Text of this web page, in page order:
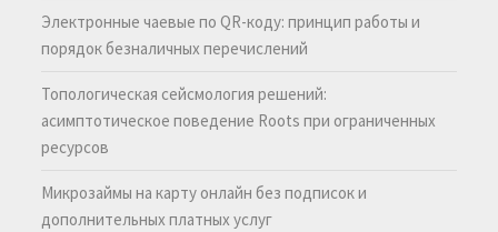
Электронные чаевые по QR-коду: принцип работы и
порядок безналичных перечислений
Топологическая сейсмология решений:
асимптотическое поведение Roots при ограниченных
ресурсов
Микрозаймы на карту онлайн без подписок и
дополнительных платных услуг